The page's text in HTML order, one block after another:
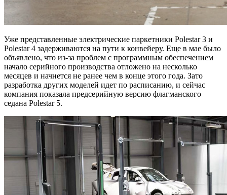
Уже представленные электрические паркетники Polestar 3 и
Polestar 4 задерживаются на пути к конвейеру. Еще в мае было
объявлено, что из-за проблем с программным обеспечением
начало серийного производства отложено на несколько
месяцев и начнется не ранее чем в конце этого года. Зато
разработка других моделей идет по расписанию, и сейчас
компания показала предсерийную версию флагманского
седана Polestar 5.